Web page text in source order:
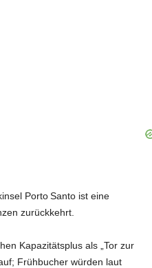
Porto Santo ist eine
zurückkehrt.
Kapazitätsplus als „Tor zur
Frühbucher würden laut